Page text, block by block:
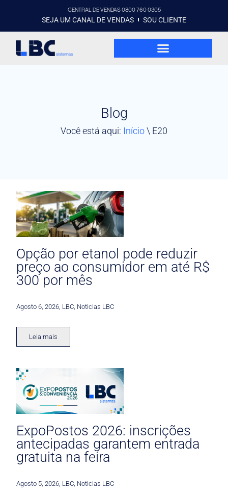
CENTRAL DE VENDAS 0800 760 0305
SEJA UM CANAL DE VENDAS SOU CLIENTE
Blog
Você está aqui: Início\ E20
Opção por etanol pode reduzir
preço ao consumidor em até R$
300 por mês
Agosto 6, 2026 LBC Noticias LBC
Leia mais
ExpoPostos 2026: inscrições
antecipadas garantem entrada
gratuita na feira
Agosto 5, 2026 LBC Noticias LBC